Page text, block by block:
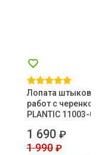
Лопата штыковая
работ с черенком
PLANTIC 11003-01
1 690 ₽
1 990 ₽